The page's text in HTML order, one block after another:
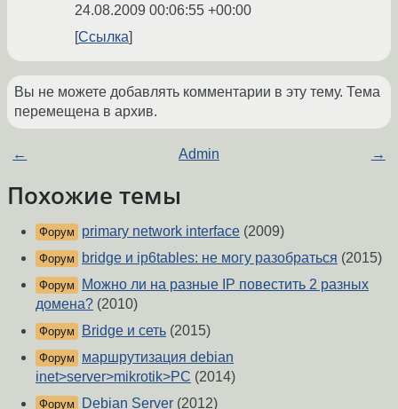
24.08.2009 00:06:55 +00:00
Ссылка
Вы не можете добавлять комментарии в эту тему. Тема
перемещена в архив.
← Admin →
Похожие темы
Форум primary network interface (2009)
Форум bridge и ip6tables: не могу разобраться (2015)
Форум
Можно ли на разные IP повестить 2 разных
домена? (2010)
Форум Bridge и сеть (2015)
Форум
маршрутизация debian
inet>server>mikrotik>PC (2014)
Форум Debian Server (2012)